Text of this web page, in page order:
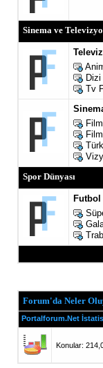
Sinema ve
Dizi
Tv
Spor Dünyası
Futbol
Forum'da Neler
Portalforum.Net
Konular: